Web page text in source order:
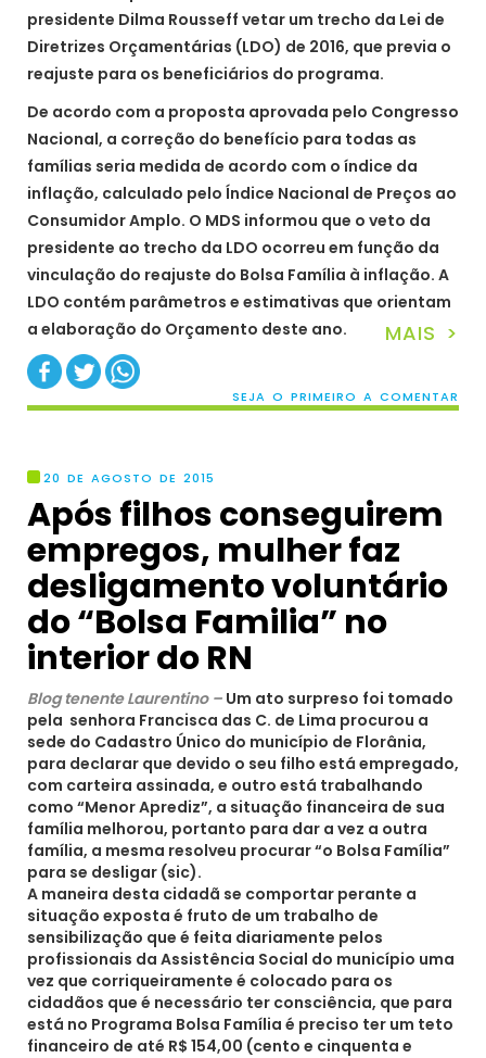
presidente Dilma Rousseff vetar um trecho da Lei de
Diretrizes Orçamentárias (LDO) de 2016, que previa o
reajuste para os beneficiários do programa.
De acordo com a proposta aprovada pelo Congresso
Nacional, a correção do benefício para todas as
famílias seria medida de acordo com o índice da
inflação, calculado pelo Índice Nacional de Preços ao
Consumidor Amplo. O MDS informou que o veto da
presidente ao trecho da LDO ocorreu em função da
vinculação do reajuste do Bolsa Família à inflação. A
LDO contém parâmetros e estimativas que orientam
a elaboração do Orçamento deste ano.
MAIS >
SEJA O PRIMEIRO A COMENTAR
20 DE AGOSTO DE 2015
Após filhos conseguirem
empregos, mulher faz
desligamento voluntário
do “Bolsa Familia” no
interior do RN
Blog tenente Laurentino – Um ato surpreso foi tomado
pela senhora Francisca das C. de Lima procurou a
sede do Cadastro Único do município de Florânia,
para declarar que devido o seu filho está empregado,
com carteira assinada, e outro está trabalhando
como “Menor Aprediz”, a situação financeira de sua
família melhorou, portanto para dar a vez a outra
família, a mesma resolveu procurar “o Bolsa Família”
para se desligar (sic).
A maneira desta cidadã se comportar perante a
situação exposta é fruto de um trabalho de
sensibilização que é feita diariamente pelos
profissionais da Assistência Social do município uma
vez que corriqueiramente é colocado para os
cidadãos que é necessário ter consciência, que para
está no Programa Bolsa Família é preciso ter um teto
financeiro de até R$ 154,00 (cento e cinquenta e